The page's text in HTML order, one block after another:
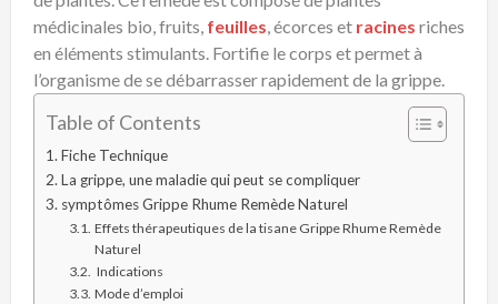
médicinales bio, fruits, feuilles , écorces et racines riches
en éléments stimulants. Fortifie le corps et permet à
l’organisme de se débarrasser rapidement de la grippe.
Table of Contents
Fiche Technique
La grippe, une maladie qui peut se compliquer
symptômes Grippe Rhume Remède Naturel
Effets thérapeutiques de la tisane Grippe Rhume Remède
Naturel
Indications
Mode d’emploi